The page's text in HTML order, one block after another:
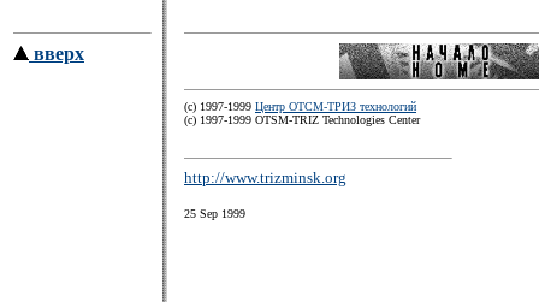
вверх
(c) 1997-1999 Центр ОТСМ-ТРИЗ технологий
(с) 1997-1999 OTSM-TRIZ Technologies Center
http://www.trizminsk.org
25 Sep 1999